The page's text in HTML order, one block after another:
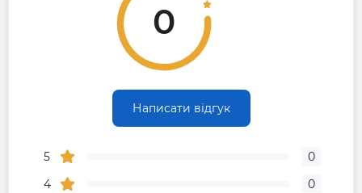
0
Написати відгук
5
0
4
0